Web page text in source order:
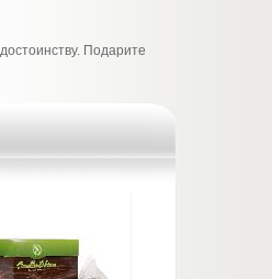
Подарите